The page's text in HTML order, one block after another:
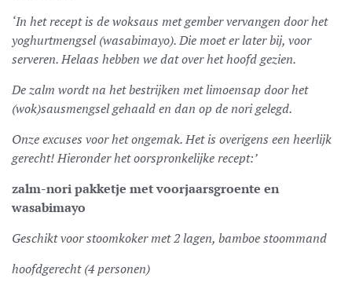
‘In het receptis de woksaus met gember vervangen door het
yoghurtmengsel (wasabimayo). Die moet er later bij, voor
serveren. Helaas hebben we dat over het hoofd gezien.
De zalm wordt na het bestrijken met limoensap door het
(wok)sausmengsel gehaald en dan op de nori gelegd.
Onze excuses voor het ongemak.Het is overigens een heerlijk
gerecht!Hieronder het oorspronkelijke recept:’
zalm-nori pakketje met voorjaarsgroente en
wasabimayo
Geschikt voor stoomkoker met 2 lagen, bamboe stoommand
hoofdgerecht (4 personen)